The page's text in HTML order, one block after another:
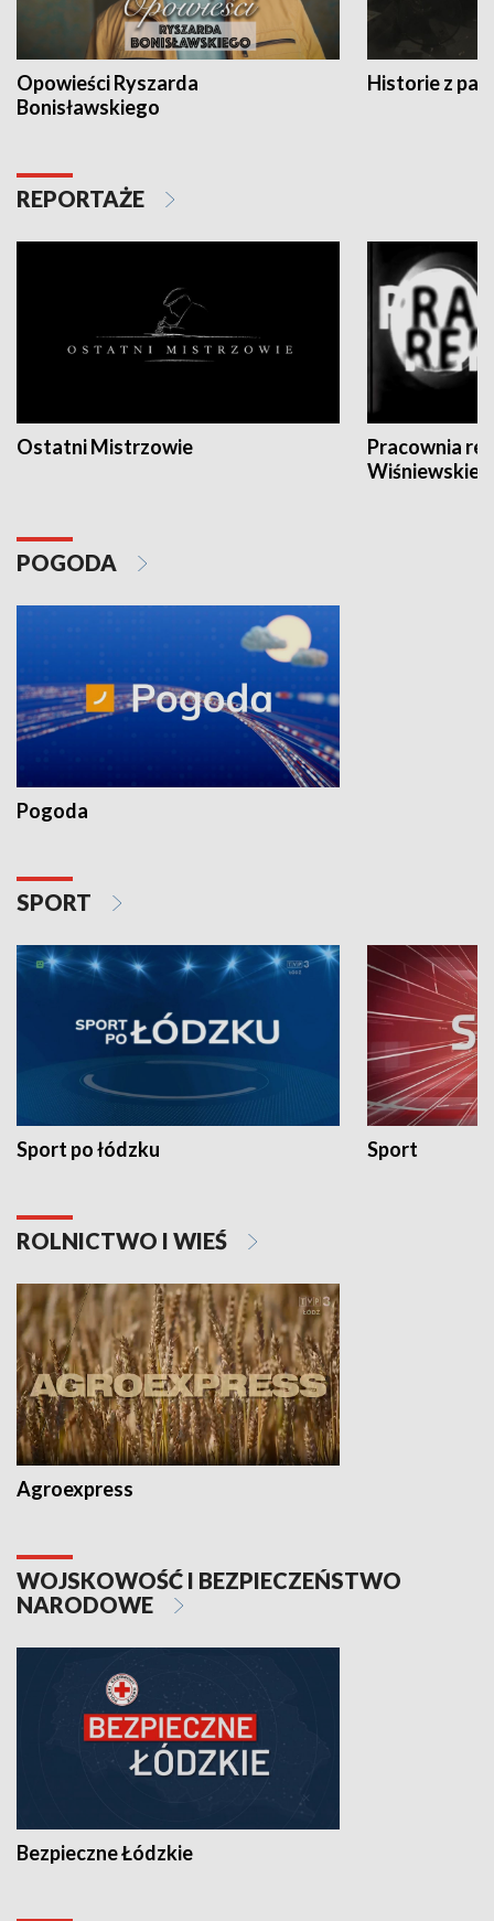
Opowieści Ryszarda
Bonisławskiego
Historie z
REPORTAŻE
Ostatni Mistrzowie
Pracownia
POGODA
Pogoda
SPORT
Sport po łódzku Sport
ROLNICTWO I WIEŚ
Agroexpress
WOJSKOWOŚĆ I BEZPIECZEŃSTWO
NARODOWE
Bezpieczne Łódzkie